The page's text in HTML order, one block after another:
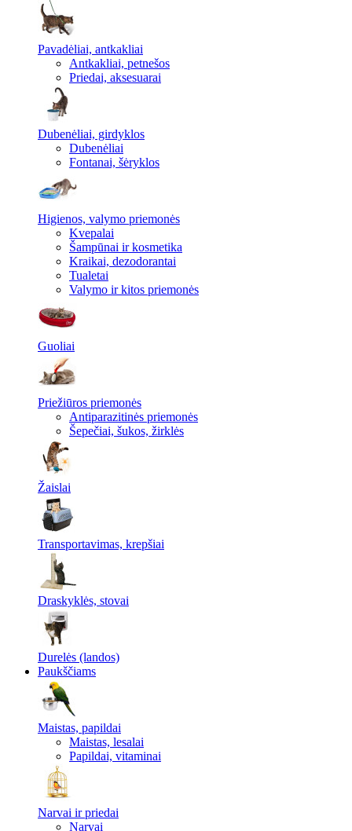
Pavadėliai, antkakliai
Antkakliai, petnešos
Priedai, aksesuarai
Dubenėliai, girdyklos
Dubenėliai
Fontanai, šėryklos
Higienos, valymo priemonės
Kvepalai
Šampūnai ir kosmetika
Kraikai, dezodorantai
Tualetai
Valymo ir kitos priemonės
Guoliai
Priežiūros priemonės
Antiparazitinės priemonės
Šepečiai, šukos, žirklės
Žaislai
Transportavimas, krepšiai
Draskyklės, stovai
Durelės (landos)
Paukščiams
Maistas, papildai
Maistas, lesalai
Papildai, vitaminai
Narvai ir priedai
Narvai